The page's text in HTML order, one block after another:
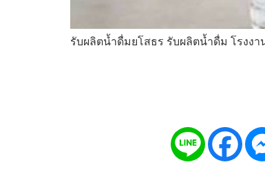
รับผลิตน้ำดื่มยโสธร รับผลิตน้ำดื่ม โรงง